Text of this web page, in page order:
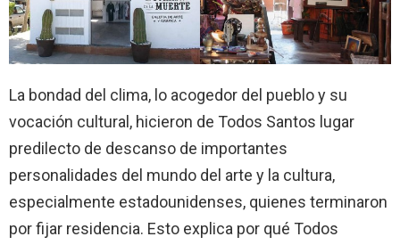
La bondad del clima, lo acogedor del pueblo y su
vocación cultural, hicieron de Todos Santos lugar
predilecto de descanso de importantes
personalidades del mundo del arte y la cultura,
especialmente estadounidenses, quienes terminaron
por fijar residencia. Esto explica por qué Todos